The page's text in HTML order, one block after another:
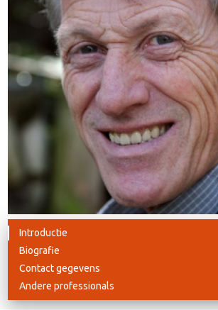
Introductie
Biografie
Contact gegevens
Andere professionals